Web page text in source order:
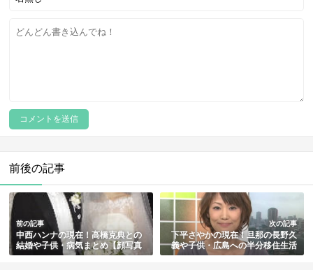
前後の記事
前の記事
中西ハンナの現在！高橋克典との
結婚や子供・病気まとめ【顔写真
あり】
次の記事
下平さやかの現在！旦那の長野久
義や子供・広島への半分移住生活
も総まとめ